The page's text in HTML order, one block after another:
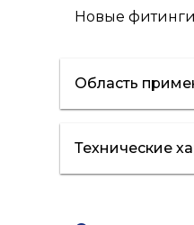
Новые
Область
отопление
Технические